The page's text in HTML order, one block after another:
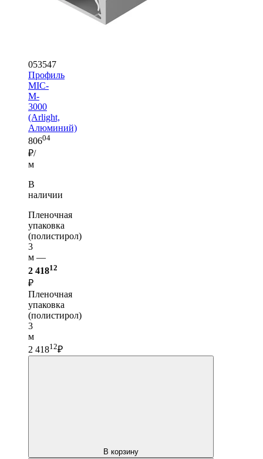
053547
Профиль
MIC-
M-
3000
(Arlight,
Алюминий)
80604
₽/
м
В
наличии
Пленочная
упаковка
(полистирол)
3
м —
2 41812
₽
Пленочная
упаковка
(полистирол)
3
м
2 41812₽
В корзину